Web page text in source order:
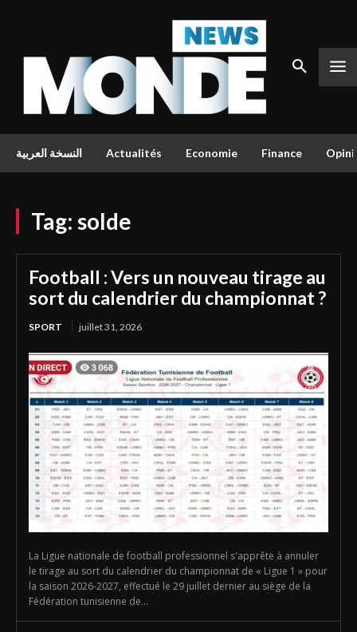
النسخة العربية Actualités Economie Finance
Tag: solde
Football : Vers un nouveau tirage au
sort du calendrier du championnat ?
SPORT juillet 31, 2026
La Ligue nationale de football professionnel s'apprête à annuler
le tirage au sort du calendrier du championnat de « Ligue 1 » pour
la saison 2026-2027, effectué le 29 juillet dernier au siège de la
Fédération tunisienne de...